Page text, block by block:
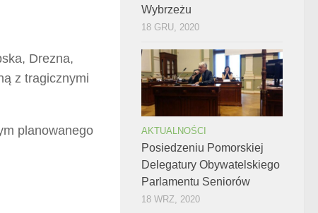
Drezna,
z tragicznymi
planowanego
Wybrzeżu
18 GRU, 2020
AKTUALNOŚCI
Posiedzeniu Pomorskiej
Delegatury Obywatelskiego
Parlamentu Seniorów
18 WRZ, 2020